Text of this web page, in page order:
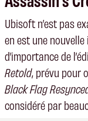
Ubisoft n’est pas
en est une
d’importance de
Retold, prévu pour
Black Flag
considéré par